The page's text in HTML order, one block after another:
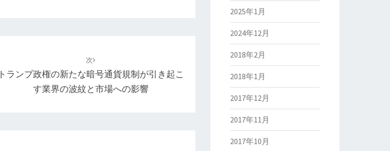
次
トランプ政権の新たな暗号通貨規制が引き起こ
す業界の波紋と市場への影響
2025年1月
2024年12月
2018年2月
2018年1月
2017年12月
2017年11月
2017年10月